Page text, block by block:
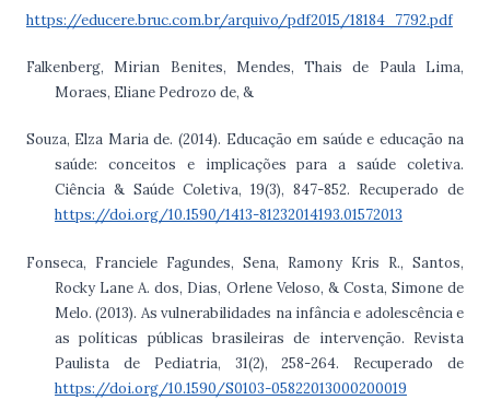
https://educere.bruc.com.br/arquivo/pdf2015/18184_7792.pdf
Falkenberg, Mirian Benites, Mendes, Thais de Paula Lima,
Moraes, Eliane Pedrozo de, &
Souza, Elza Maria de. (2014). Educação em saúde e educação na
saúde: conceitos e implicações para a saúde coletiva.
Ciência & Saúde Coletiva, 19(3), 847-852. Recuperado de
https://doi.org/10.1590/1413-81232014193.01572013
Fonseca, Franciele Fagundes, Sena, Ramony Kris R., Santos,
Rocky Lane A. dos, Dias, Orlene Veloso, & Costa, Simone de
Melo. (2013). As vulnerabilidades na infância e adolescência e
as políticas públicas brasileiras de intervenção. Revista
Paulista de Pediatria, 31(2), 258-264. Recuperado de
https://doi.org/10.1590/S0103-05822013000200019